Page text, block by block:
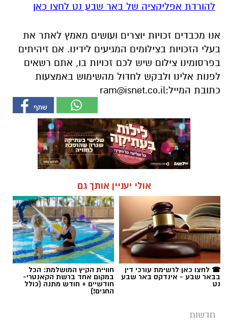
להורדת אפליקציה של באר שבע נט לחצו כאן
אנו מכבדים זכויות יוצרים ועושים מאמץ לאתר את
בעלי הזכויות בצילומים המגיעים לידינו. אם זיהיתים
בפרסומינו צילום שיש לכם זכויות בו, אתם רשאים
לפנות אלינו ולבקש לחדול מהשימוש באמצעות
כתובת המייל:ram@isnet.co.il
אולי יעניין אותך גם
☎ לחצו כאן לרשימת עורכי דין
בבאר שבע - אינדקס באר שבע
נט
חוויית הקיץ המושלמת: הכל
במקום אחד ברשת הקאנטרי-
חודשיים + חודש מתנה (כולל
החגים!)
חדשות
הכלבה איקרה הריחה: 1.6 ק"ג קריסטל
בית קמה